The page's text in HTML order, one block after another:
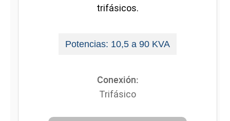
trifásicos.
Potencias: 10,5 a 90 KVA
Conexión:
Trifásico